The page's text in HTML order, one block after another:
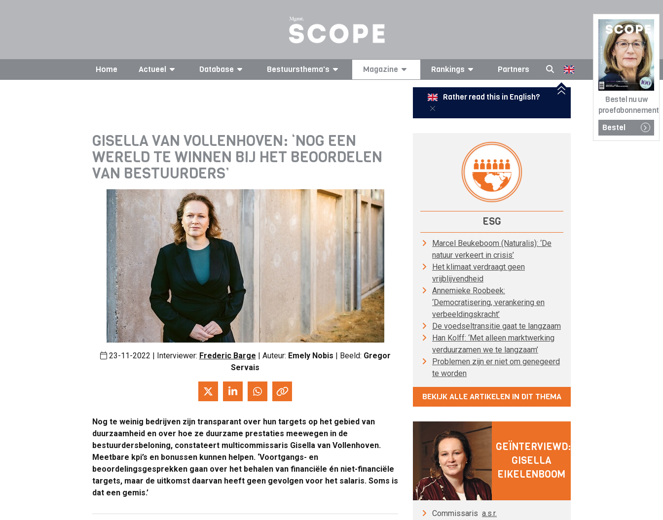
Bestel nu uw
proefabonnement
Bestel
Home Actueel Database Bestuursthema's Magazine Rankings Partners
Rather read this in English?
GISELLA VAN VOLLENHOVEN: ‘NOG EEN
WERELD TE WINNEN BIJ HET BEOORDELEN
VAN BESTUURDERS’
23-11-2022 | Interviewer: Frederic Barge | Auteur: Emely Nobis | Beeld: Gregor
Servais
Nog te weinig bedrijven zijn transparant over hun targets op het gebied van
duurzaamheid en over hoe ze duurzame prestaties meewegen in de
bestuurdersbeloning, constateert multicommissaris Gisella van Vollenhoven.
Meetbare kpi’s en bonussen kunnen helpen. ‘Voortgangs- en
beoordelingsgesprekken gaan over het behalen van financiële én niet-financiële
targets, maar de uitkomst daarvan heeft geen gevolgen voor het salaris. Soms is
dat een gemis.’
ESG
Marcel Beukeboom (Naturalis): ‘De
natuur verkeert in crisis’
Het klimaat verdraagt geen
vrijblijvendheid
Annemieke Roobeek:
‘Democratisering, verankering en
verbeeldingskracht’
De voedseltransitie gaat te langzaam
Han Kolff: ‘Met alleen marktwerking
verduurzamen we te langzaam’
Problemen zijn er niet om genegeerd
te worden
BEKIJK ALLE ARTIKELEN IN DIT THEMA
GEÏNTERVIEWD:
GISELLA
EIKELENBOOM
Commissaris a.s.r.